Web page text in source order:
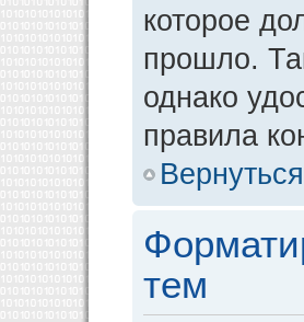
которое
прошло.
однако
правила
тем